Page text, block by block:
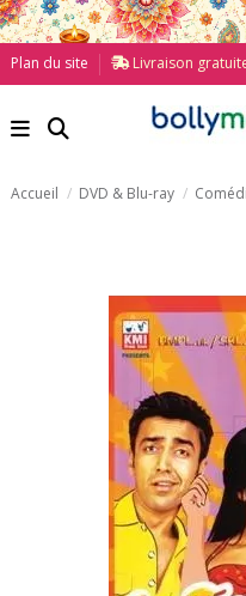
Plan du site Livraison
Accueil DVD & Blu-ray